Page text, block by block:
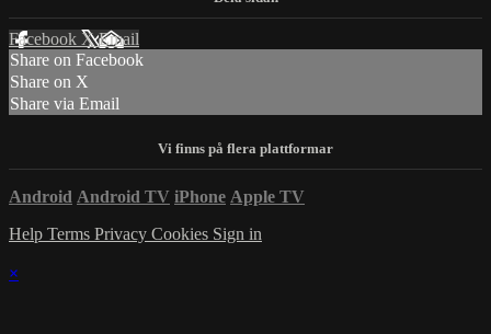
Facebook XEmail
Share on Facebook
Share on X
Share via Email
Android Android TV iPhone Apple TV
Help Terms Privacy Cookies Sign in
×